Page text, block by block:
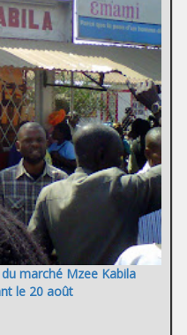
marché Mzee Kabila
le 20 août